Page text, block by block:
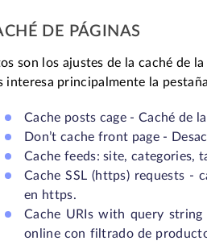
DE PÁGINAS
son los ajustes de la caché de
interesa principalmente la
Cache posts cage - Caché de
Don’t cache front page -
Cache feeds: site, categories,
Cache SSL (https) requests -
en https.
Cache URIs with query
online con filtrado de